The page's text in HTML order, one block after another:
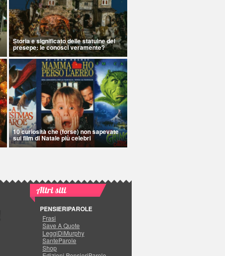
Storia e significato delle statuine del
presepe: le conosci veramente?
10 curiosità che (forse) non sapevate
sui film di Natale più celebri
Altri siti
PENSIERIPAROLE
Frasi
Save A Quote
LeggiDiMurphy
SanteParole
Shop